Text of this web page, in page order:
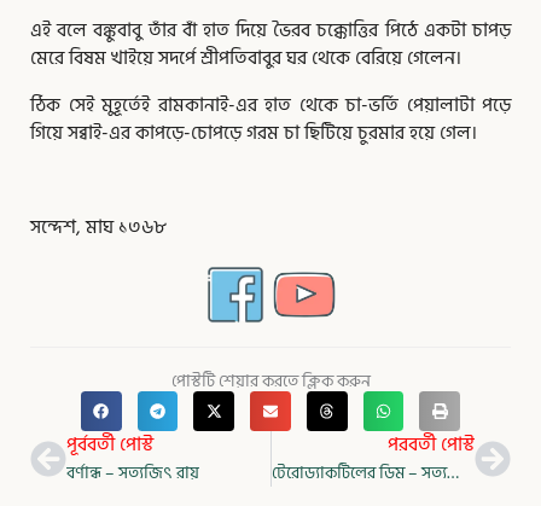
এই বলে বঙ্কুবাবু তাঁর বাঁ হাত দিয়ে ভৈরব চক্কোত্তির পিঠে একটা চাপড়
মেরে বিষম খাইয়ে সদর্পে শ্রীপতিবাবুর ঘর থেকে বেরিয়ে গেলেন।
ঠিক সেই মুহূর্তেই রামকানাই-এর হাত থেকে চা-ভর্তি পেয়ালাটা পড়ে
গিয়ে সব্বাই-এর কাপড়ে-চোপড়ে গরম চা ছিটিয়ে চুরমার হয়ে গেল।
সন্দেশ, মাঘ ১৩৬৮
পোস্টটি শেয়ার করতে ক্লিক করুন
Prevপূর্ববর্তী পোস্ট
বর্ণান্ধ – সত্যজিৎ রায়
পরবর্তী পোস্ট
টেরোড্যাকটিলের ডিম – সত্যজিৎ রায়